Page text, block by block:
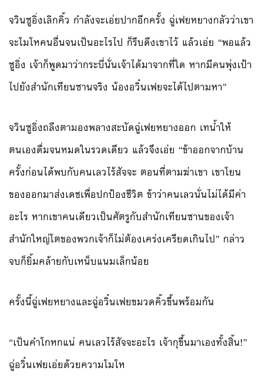
จวินซูอิ่งเลิกคิ้ว กำลังจะเอ่ยปากอีกครั้ง ฉู่เฟยหยางกลัวว่าเขา
จะโมโหคนอื่นจนเป็นอะไรไป ก็รีบดึงเขาไว้ แล้วเอ่ย “พอแล้ว
ซูอิ่ง เจ้าก็พูดมาว่ากระบี่นั่นเจ้าได้มาจากที่ใด หากมีคนพุ่งเป้า
ไปยังสำนักเทียนซานจริง น้องอวิ๋นเฟยจะได้ไปตามหา”
จวินซูอิ่งถลึงตามองพลางสะบัดฉู่เฟยหยางออก เทน้ำให้
ตนเองดื่มจนหมดในรวดเดียว แล้วจึงเอ่ย “ข้าออกจากบ้าน
ครั้งก่อนได้พบกับคนเลวไร้สัจจะ ตอนที่ตามฆ่าเขา เขาโยน
ของออกมาส่งเดชเพื่อปกป้องชีวิต ข้าว่าคนเลวนั่นไม่ได้มีค่า
อะไร หากเขาคนเดียวเป็นศัตรูกับสำนักเทียนซานของเจ้า
สำนักใหญ่โตของพวกเจ้าก็ไม่ต้องเคร่งเครียดเกินไป” กล่าว
จบก็ยิ้มคล้ายกับเหน็บแนมเล็กน้อย
ครั้งนี้ฉู่เฟยหยางและฉู่อวิ๋นเฟยขมวดคิ้วขึ้นพร้อมกัน
“เป็นคำโกหกแน่ คนเลวไร้สัจจะอะไร เจ้ากุขึ้นมาเองทั้งสิ้น!”
ฉู่อวิ๋นเฟยเอ่ยด้วยความโมโห